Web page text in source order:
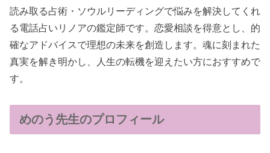
読み取る占術・ソウルリーディングで悩みを解決してくれ
る電話占いリノアの鑑定師です。恋愛相談を得意とし、的
確なアドバイスで理想の未来を創造します。魂に刻まれた
真実を解き明かし、人生の転機を迎えたい方におすすめで
す。
めのう先生のプロフィール